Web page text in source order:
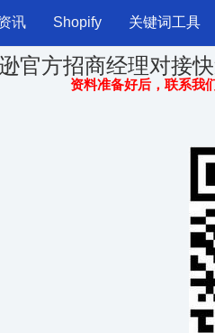
讯 Shopify 关键词工具
官方招商经理对接
资料准备好后，联系我